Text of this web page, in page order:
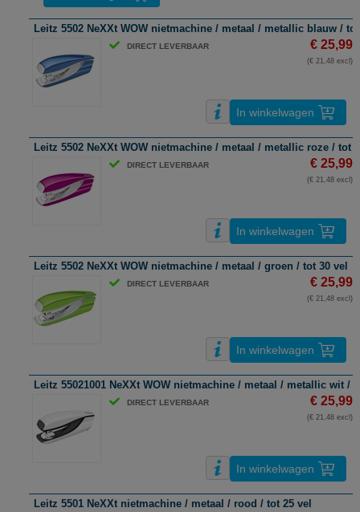
Leitz 5502 NeXXt WOW nietmachine / metaal / metallic blauw /
DIRECT LEVERBAAR € 25,99
(€ 21,48 excl)
In winkelwagen
Leitz 5502 NeXXt WOW nietmachine / metaal / metallic roze / tot
DIRECT LEVERBAAR € 25,99
(€ 21,48 excl)
In winkelwagen
Leitz 5502 NeXXt WOW nietmachine / metaal / groen / tot 30 vel
DIRECT LEVERBAAR € 25,99
(€ 21,48 excl)
In winkelwagen
Leitz 55021001 NeXXt WOW nietmachine / metaal / metallic wit /
DIRECT LEVERBAAR € 25,99
(€ 21,48 excl)
In winkelwagen
Leitz 5501 NeXXt nietmachine / metaal / rood / tot 25 vel